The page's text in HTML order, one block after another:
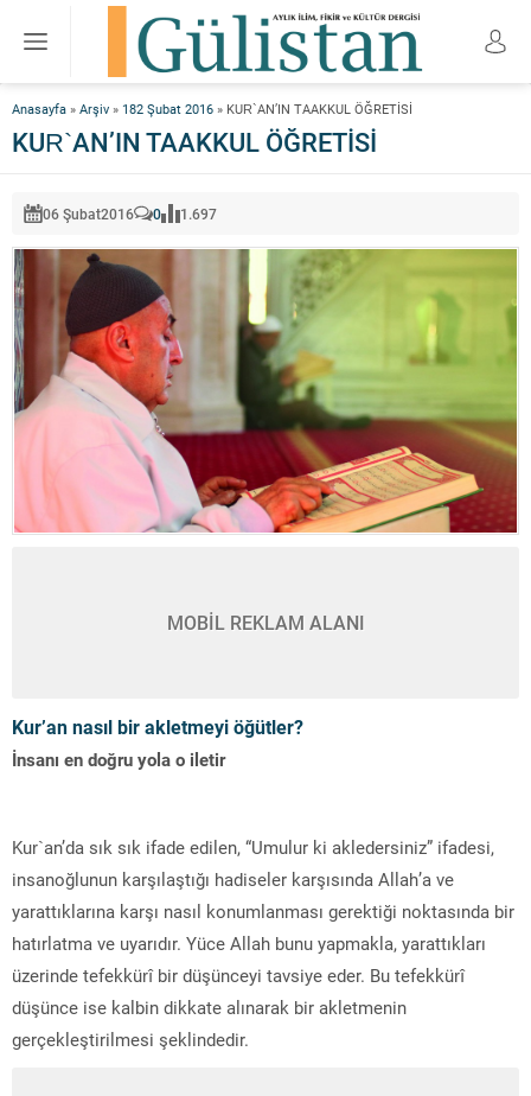
Anasayfa » Arşiv » 182 Şubat 2016 » KUR`AN’IN TAAKKUL ÖĞRETİSİ
KUR`AN’IN TAAKKUL ÖĞRETİSİ
06 Şubat2016 0 1.697
MOBİL REKLAM ALANI
Kur’an nasıl bir akletmeyi öğütler?
İnsanı en doğru yola o iletir
Kur`an’da sık sık ifade edilen, “Umulur ki akledersiniz” ifadesi,
insanoğlunun karşılaştığı hadiseler karşısında Allah’a ve
yarattıklarına karşı nasıl konumlanması gerektiği noktasında bir
hatırlatma ve uyarıdır. Yüce Allah bunu yapmakla, yarattıkları
üzerinde tefekkürî bir düşünceyi tavsiye eder. Bu tefekkürî
düşünce ise kalbin dikkate alınarak bir akletmenin
gerçekleştirilmesi şeklindedir.